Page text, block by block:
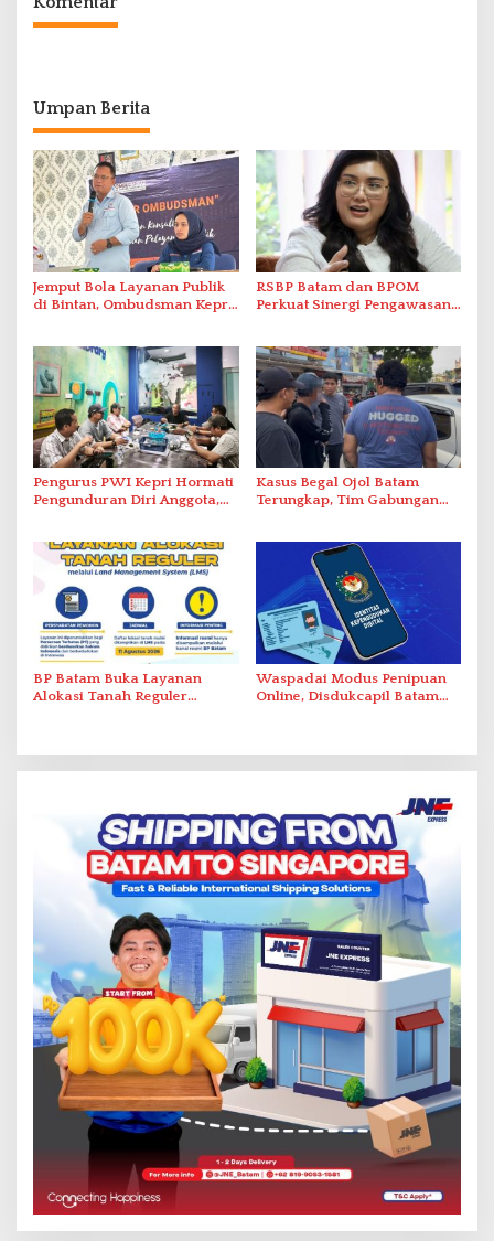
Umpan Berita
Jemput Bola Layanan Publik
di Bintan, Ombudsman Kepri
RSBP Batam dan BPOM
Perkuat Sinergi Pengawasan
Pengurus PWI Kepri Hormati
Pengunduran Diri Anggota,
Kasus Begal Ojol Batam
Terungkap, Tim Gabungan
BP Batam Buka Layanan
Alokasi Tanah Reguler
Waspadai Modus Penipuan
Online, Disdukcapil Batam